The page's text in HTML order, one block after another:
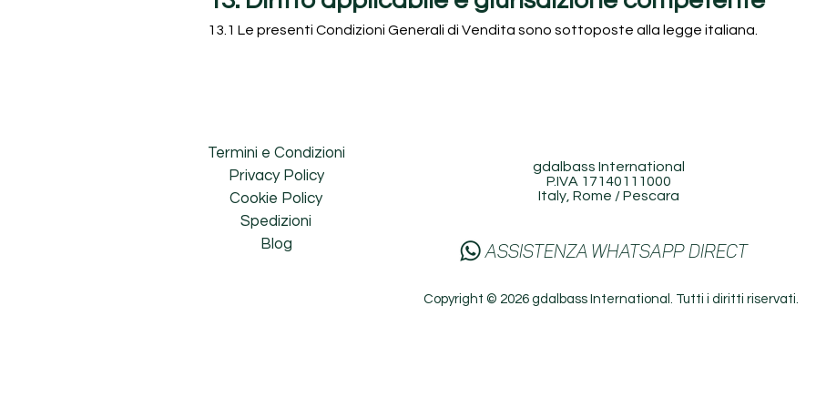
13.1 Le presenti Condizioni Generali di Vendita sono sottoposte alla legge italiana.
Termini e Condizioni
Privacy Policy
Cookie Policy
gdalbass International
P.IVA 17140111000
Italy, Rome / Pescara
Spedizioni
Blog
ASSISTENZA WHATSAPP DIRECT
Copyright © 2026 gdalbass International. Tutti i diritti riservati.